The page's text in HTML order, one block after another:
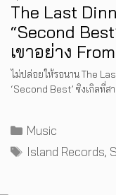
The Last
“Second
เขาอย่าง
ไม่ปล่อยให้รอนาน The
‘Second Best’ ซิงเกิลที่ส
Categories
Music
Tags
Island Records,